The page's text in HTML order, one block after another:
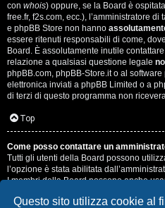
Questo sito utilizza cookie al
con whois) oppure, se la Board è
free.fr, f2s.com, ecc.), l’amministratore
e phpBB Store non hanno
essere ritenuti responsabili di come,
Board. È assolutamente inutile
relazione a qualsiasi questione legale
phpBB.com, phpBB-Store.it o al
elettronica inviati a phpBB Limited o a
di terzi di questo programma non
Top
Come posso contattare un
Tutti gli utenti della Board possono
l’opzione è stata abilitata
I membri della Board possono anche
Top